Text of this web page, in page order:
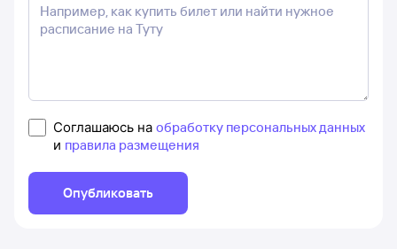
Соглашаюсь на обработку персональных данных
и правила размещения
Опубликовать